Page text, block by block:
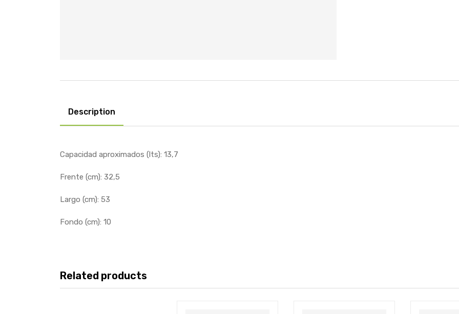
Description
Capacidad aproximados (lts): 13,7
Frente (cm): 32,5
Largo (cm): 53
Fondo (cm): 10
Related products